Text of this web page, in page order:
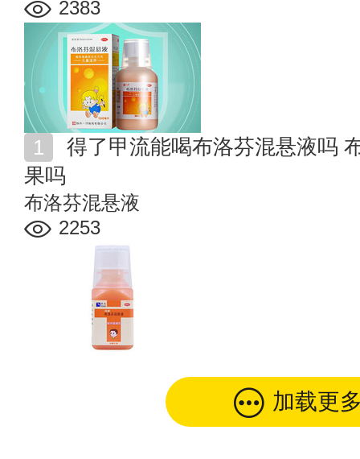
2383
果吗
布洛芬混悬液
2253
加载更